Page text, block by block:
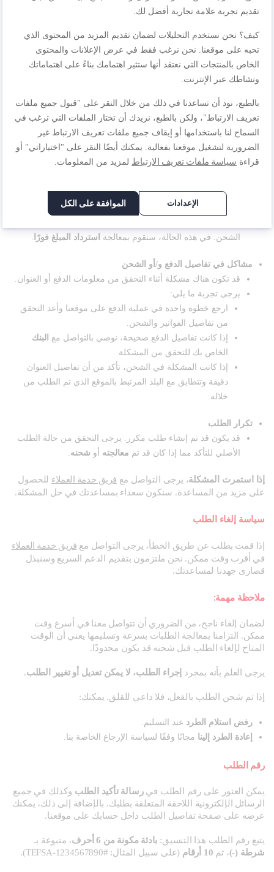
وقت ممكن. سيبذل وكلاؤنا قصارى جهدهم لمساعدتك.
إذا لم يعد من الممكن الإلغاء،فلا داعي للقلق. يمكنك:
رفض استلام الطرد عند التسليم.
إعادة الطرد إلينا.
للحصول على التفاصيل الكاملة حول عملية الإرجاع، يرجى الرجوع إلى
سياسة الإرجاع.
لماذا تم إلغاء طلبي؟
إذا تم إلغاء طلبك (جزئيًا أو كليًا)، فسنبلغك دائمًا بسبب الإلغاء. تشمل
الشحن. في هذه الحالة، سنقوم بمعالجة
استرداد المبلغ فورًا .
مشاكل في تفاصيل الدفع و/أو الشحن
قد تكون هناك مشكلة أثناء التحقق من معلومات الدفع أو العنوان.
يرجى تجربة ما يلي:
ارجع خطوة واحدة في عملية الدفع على موقعنا وأعد التحقق
من تفاصيل الفواتير والشحن.
إذا كانت تفاصيل الدفع صحيحة، نوصي بالتواصل مع البنك
الخاص بك للتحقق من المشكلة.
إذا كانت المشكلة في الشحن، تأكد من أن تفاصيل العنوان
دقيقة وتتطابق مع البلد المرتبط بالموقع الذي تم الطلب من
خلاله.
تكرار الطلب
قد يكون قد تم إنشاء طلب مكرر. يرجى التحقق من حالة الطلب
الأصلي للتأكد مما إذا كان قد تم معالجته أو شحنه.
إذا استمرت المشكلة، يرجى التواصل مع فريق خدمة العملاء للحصول
على مزيد من المساعدة. سنكون سعداء بمساعدتك في حل المشكلة.
سياسة إلغاء الطلب
إذا قمت بطلب عن طريق الخطأ، يرجى التواصل مع فريق خدمة العملاء
في أقرب وقت ممكن. نحن ملتزمون بتقديم الدعم السريع وسنبذل
قصارى جهدنا لمساعدتك.
ملاحظة مهمة:
لضمان إلغاء ناجح، من الضروري أن تتواصل معنا في أسرع وقت
ممكن. التزامنا بمعالجة الطلبات بسرعة وتسليمها يعني أن الوقت
المتاح لإلغاء الطلب قبل شحنه قد يكون محدودًا.
يرجى العلم بأنه بمجرد إجراء الطلب، لا يمكن تعديل أو تغيير الطلب.
إذا تم شحن الطلب بالفعل، فلا داعي للقلق. يمكنك:
رفض استلام الطرد عند التسليم.
إعادة الطرد إلينا مجانًا وفقًا لسياسة الإرجاع الخاصة بنا.
رقم الطلب
يمكن العثور على رقم الطلب فيرسالة تأكيد الطلب وكذلك في جميع
الرسائل الإلكترونية اللاحقة المتعلقة بطلبك. بالإضافة إلى ذلك، يمكنك
عرضه على صفحة تفاصيل الطلب داخل حسابك على موقعنا.
يتبع رقم الطلب هذا التنسيق: بادئة مكونة من 6 أحرف
، متبوعة بـ
شرطة (-)، ثم 10 أرقام (على سبيل المثال: #TEFSA-1234567890).
تقديم تجربة علامة تجارية أفضل لك.
كيف؟ نحن نستخدم التحليلات لضمان تقديم المزيد من المحتوى الذي
تحبه على موقعنا. نحن نرغب فقط في عرض الإعلانات والمحتوى
الخاص بالمنتجات التي نعتقد أنها ستثير اهتمامك بناءً على اهتماماتك
ونشاطك عبر الإنترنت.
بالطبع، نود أن تساعدنا في ذلك من خلال النقر على "قبول جميع ملفات
تعريف الارتباط"، ولكن بالطبع، نريدك أن تختار الملفات التي ترغب في
السماح لنا باستخدامها أو إيقاف جميع ملفات تعريف الارتباط غير
الضرورية لتشغيل موقعنا بفعالية. يمكنك أيضًا النقر على "اختياراتي" أو
قراءة سياسة ملفات تعريف الارتباط لمزيد من المعلومات.
الإعدادات الموافقة على الكل